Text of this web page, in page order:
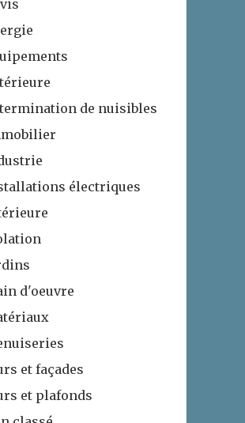
de nuisibles
électriques
d'oeuvre
et façades
et plafonds